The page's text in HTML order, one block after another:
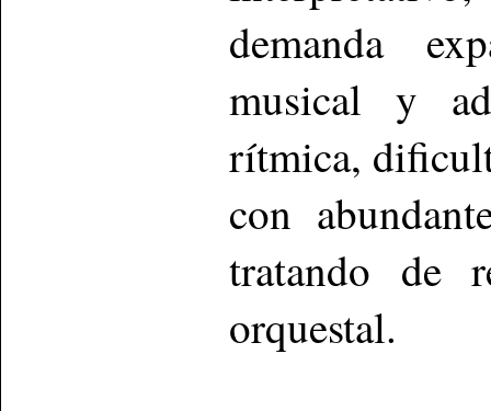
demanda
musical y
rítmica,
con
tratando de
orquestal.